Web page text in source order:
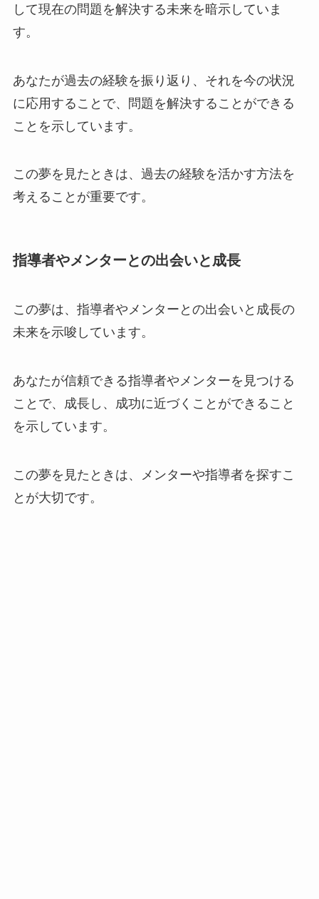
して現在の問題を解決する未来を暗示していま
す。
あなたが過去の経験を振り返り、それを今の状況
に応用することで、問題を解決することができる
ことを示しています。
この夢を見たときは、過去の経験を活かす方法を
考えることが重要です。
指導者やメンターとの出会いと成長
この夢は、指導者やメンターとの出会いと成長の
未来を示唆しています。
あなたが信頼できる指導者やメンターを見つける
ことで、成長し、成功に近づくことができること
を示しています。
この夢を見たときは、メンターや指導者を探すこ
とが大切です。